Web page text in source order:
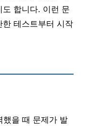
합니다. 이런 문
테스트부터 시작
했을 때 문제가 발